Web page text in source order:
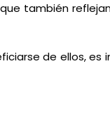
también
de ellos, es